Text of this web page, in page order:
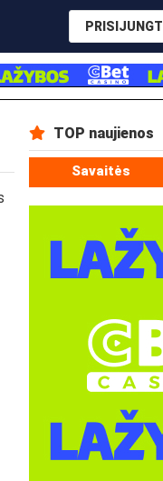
PRISIJUNGTI
TOP naujienos
Savaitės